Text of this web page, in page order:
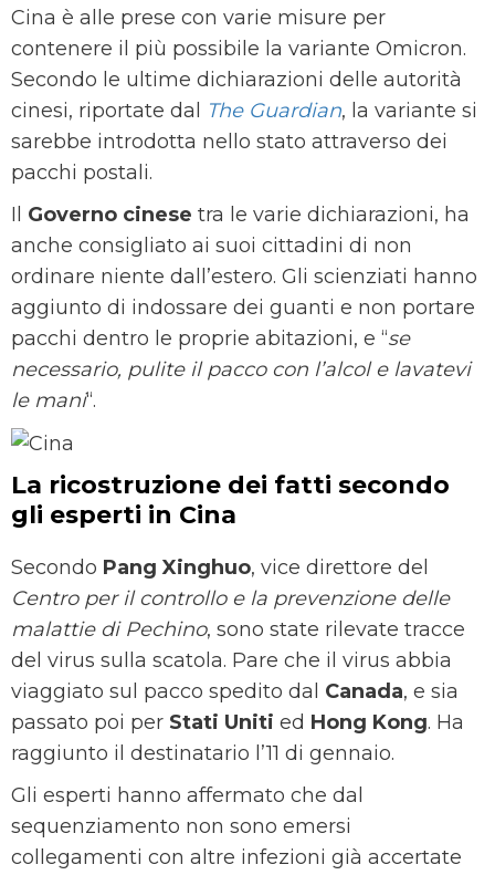
Cina è alle prese con varie misure per
contenere il più possibile la variante Omicron.
Secondo le ultime dichiarazioni delle autorità
cinesi, riportate dal
The Guardian, la variante si
sarebbe introdotta nello stato attraverso dei
pacchi postali.
Il Governo cinese tra le varie dichiarazioni, ha
anche consigliato ai suoi cittadini di non
ordinare niente dall’estero. Gli scienziati hanno
aggiunto di indossare dei guanti e non portare
pacchi dentro le proprie abitazioni, e “se
necessario, pulite il pacco con l’alcol e lavatevi
le mani“.
La ricostruzione dei fatti secondo
gli esperti in Cina
Secondo Pang Xinghuo, vice direttore del
Centro per il controllo e la prevenzione delle
malattie di Pechino, sono state rilevate tracce
del virus sulla scatola. Pare che il virus abbia
viaggiato sul pacco spedito dal Canada, e sia
passato poi per Stati Uniti ed Hong Kong. Ha
raggiunto il destinatario l’11 di gennaio.
Gli esperti hanno affermato che dal
sequenziamento non sono emersi
collegamenti con altre infezioni già accertate